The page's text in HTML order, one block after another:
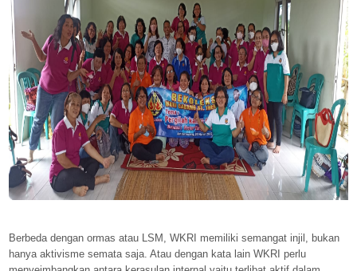
Berbeda dengan ormas atau LSM, WKRI memiliki semangat injil, bukan
hanya aktivisme semata saja. Atau dengan kata lain WKRI perlu